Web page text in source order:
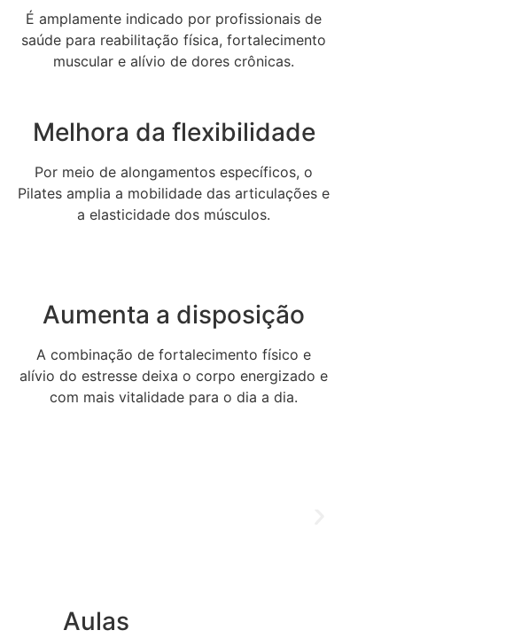
É amplamente indicado por profissionais de
saúde para reabilitação física, fortalecimento
muscular e alívio de dores crônicas.
Melhora da flexibilidade
Por meio de alongamentos específicos, o
Pilates amplia a mobilidade das articulações e
a elasticidade dos músculos.
Aumenta a disposição
A combinação de fortalecimento físico e
alívio do estresse deixa o corpo energizado e
com mais vitalidade para o dia a dia.
Aulas